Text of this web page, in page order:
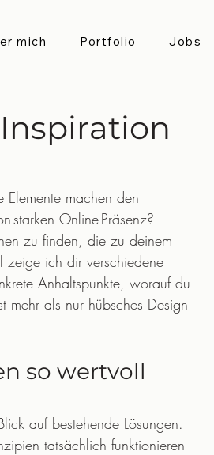
mich Portfolio Jobs
machen den
starken Online-Präsenz?
zu finden, die zu deinem
zeige ich dir verschiedene
Anhaltspunkte, worauf du
mehr als nur hübsches Design
so wertvoll
auf bestehende Lösungen.
tatsächlich funktionieren